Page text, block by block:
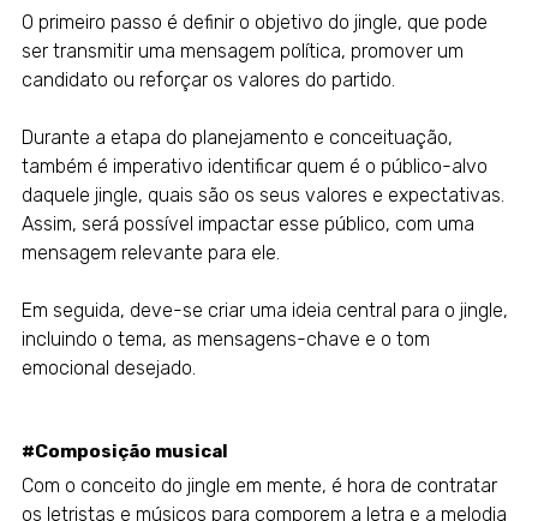
O primeiro passo é definir o objetivo do jingle, que pode
ser transmitir uma mensagem política, promover um
candidato ou reforçar os valores do partido.
Durante a etapa do planejamento e conceituação,
também é imperativo identificar quem é o público-alvo
daquele jingle, quais são os seus valores e expectativas.
Assim, será possível impactar esse público, com uma
mensagem relevante para ele.
Em seguida, deve-se criar uma ideia central para o jingle,
incluindo o tema, as mensagens-chave e o tom
emocional desejado.
#Composição musical
Com o conceito do jingle em mente, é hora de contratar
os letristas e músicos para comporem a letra e a melodia